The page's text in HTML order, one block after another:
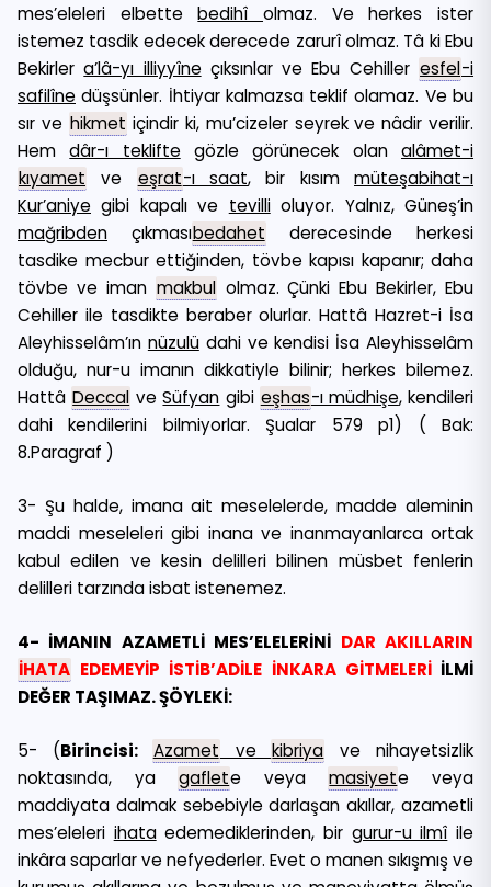
mes’eleleri elbettebedihîolmaz. Ve herkes ister
istemez tasdik edecek derecede zarurî olmaz. Tâ ki Ebu
Bekirlera’lâ-yı illiyyîne çıksınlar ve Ebu Cehiller esfel-i
safilîne düşsünler. İhtiyar kalmazsa teklif olamaz. Ve bu
sır ve hikmet içindir ki, mu’cizeler seyrek ve nâdir verilir.
Hemdâr-ı teklifte gözle görünecek olanalâmet-i
kıyamet ve eşrat-ı saat, bir kısımmüteşabihat-ı
Kur’aniye gibi kapalı ve tevillioluyor. Yalnız, Güneş’in
mağribden çıkmasıbedahet derecesinde herkesi
tasdike mecbur ettiğinden, tövbe kapısı kapanır; daha
tövbe ve iman makbul olmaz. Çünki Ebu Bekirler, Ebu
Cehiller ile tasdikte beraber olurlar. Hattâ Hazret-i İsa
Aleyhisselâm’ın nüzulüdahi ve kendisi İsa Aleyhisselâm
olduğu, nur-u imanın dikkatiyle bilinir; herkes bilemez.
Hattâ Deccal veSüfyan gibi eşhas-ı müdhişe, kendileri
dahi kendilerini bilmiyorlar. Şualar 579 p1) ( Bak:
8.Paragraf )
3- Şu halde, imana ait meselelerde, madde aleminin
maddi meseleleri gibi inana ve inanmayanlarca ortak
kabul edilen ve kesin delilleri bilinen müsbet fenlerin
delilleri tarzında isbat istenemez.
4- İMANIN AZAMETLİ MES’ELELERİNİ DAR AKILLARIN
İHATA EDEMEYİP İSTİB’ADİLE İNKARA GİTMELERİİLMİ
DEĞER TAŞIMAZ. ŞÖYLEKİ:
5- (Birincisi: Azamet ve kibriya ve nihayetsizlik
noktasında, ya gaflete veya masiyete veya
maddiyata dalmak sebebiyle darlaşan akıllar, azametli
mes’eleleri ihataedemediklerinden, bir gurur-u ilmî ile
inkâra saparlar ve nefyederler. Evet o manen sıkışmış ve